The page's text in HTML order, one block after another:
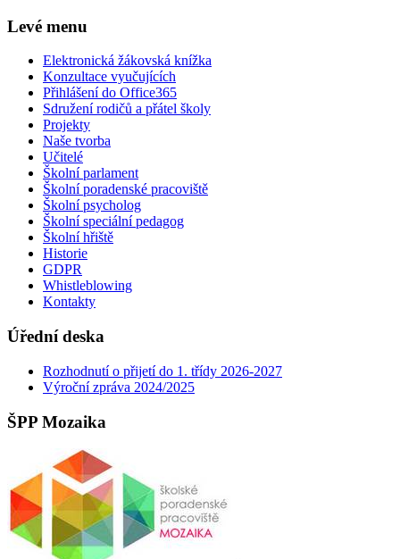
Levé menu
Elektronická žákovská knížka
Konzultace vyučujících
Přihlášení do Office365
Sdružení rodičů a přátel školy
Projekty
Naše tvorba
Učitelé
Školní parlament
Školní poradenské pracoviště
Školní psycholog
Školní speciální pedagog
Školní hřiště
Historie
GDPR
Whistleblowing
Kontakty
Úřední deska
Rozhodnutí o přijetí do 1. třídy 2026-2027
Výroční zpráva 2024/2025
ŠPP Mozaika